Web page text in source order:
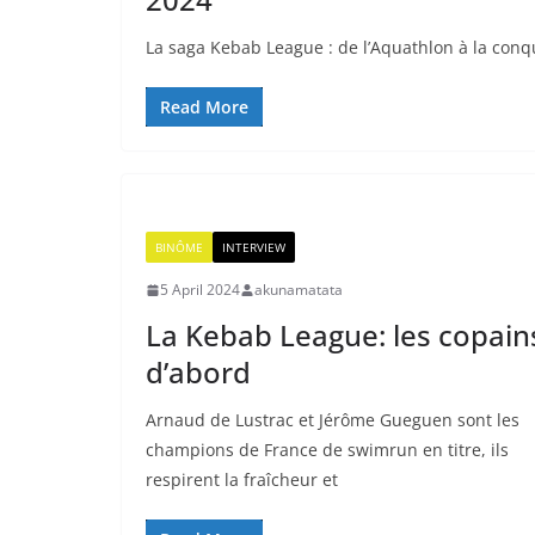
La saga Kebab League : de l’Aquathlon à la
Read More
BINÔME INTERVIEW
5 April 2024 akunamatata
La Kebab League: les
d’abord
Arnaud de Lustrac et Jérôme Gueguen sont les
champions de France de swimrun en titre, ils
respirent la fraîcheur et